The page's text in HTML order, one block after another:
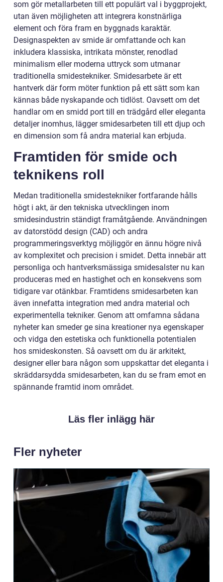
som gör metallarbeten till ett populärt val i byggprojekt,
utan även möjligheten att integrera konstnärliga
element och föra fram en byggnads karaktär.
Designaspekten av smide är omfattande och kan
inkludera klassiska, intrikata mönster, renodlad
minimalism eller moderna uttryck som utmanar
traditionella smidestekniker. Smidesarbete är ett
hantverk där form möter funktion på ett sätt som kan
kännas både nyskapande och tidlöst. Oavsett om det
handlar om en smidd port till en trädgård eller eleganta
detaljer inomhus, lägger smidesarbeten till ett djup och
en dimension som få andra material kan erbjuda.
Framtiden för smide och
teknikens roll
Medan traditionella smidestekniker fortfarande hålls
högt i akt, är den tekniska utvecklingen inom
smidesindustrin ständigt framåtgående. Användningen
av datorstödd design (CAD) och andra
programmeringsverktyg möjliggör en ännu högre nivå
av komplexitet och precision i smidet. Detta innebär att
personliga och hantverksmässiga smidesalster nu kan
produceras med en hastighet och en konsekvens som
tidigare var otänkbar. Framtidens smidesarbeten kan
även innefatta integration med andra material och
experimentella tekniker. Genom att omfamna sådana
nyheter kan smeder ge sina kreationer nya egenskaper
och vidga den estetiska och funktionella potentialen
hos smideskonsten. Så oavsett om du är arkitekt,
designer eller bara någon som uppskattar det eleganta i
skräddarsydda smidesarbeten, kan du se fram emot en
spännande framtid inom området.
Läs fler inlägg här
Fler nyheter